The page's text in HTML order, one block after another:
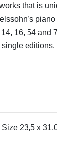
that is
16, 54 and
editions.
23,5 x